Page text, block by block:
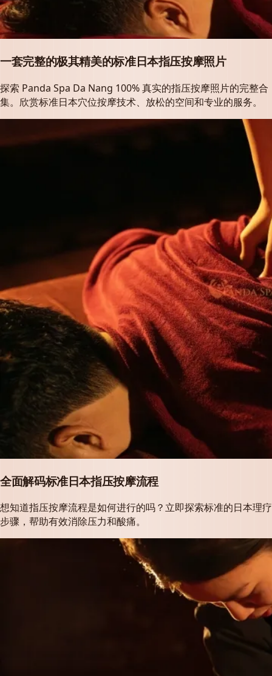
一套完整的极其精美的标准日本指压按摩照片
探索 Panda Spa Da Nang 100% 真实的指压按摩照片的完整合
集。欣赏标准日本穴位按摩技术、放松的空间和专业的服务。
全面解码标准日本指压按摩流程
想知道指压按摩流程是如何进行的吗？立即探索标准的日本理疗
步骤，帮助有效消除压力和酸痛。